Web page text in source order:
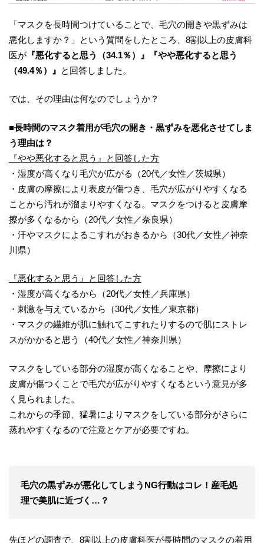
「マスクを長時間つけていることで、毛穴の開きや黒ずみは
悪化しますか？」という質問をしたところ、8割以上の皮膚科
医が 『悪化すると思う （34.1％）』『やや悪化すると思う
（49.4％）』 と回答しました。
では、その理由は何なのでしょうか？
■長時間のマスク着用が毛穴の開き・黒ずみを悪化させてしま
う理由は？
『やや悪化すると思う』と回答した方
・湿度が高くなり毛穴が広がる（20代／女性／茨城県）
・皮膚の摩擦により表皮が傷つき、毛穴が広がりやすくなる
ことから汚れが溜まりやすくなる。マスクをつけると皮膚摩
擦が多くなるから（20代／女性／奈良県）
・汗やマスクによるこすれがおきるから（30代／女性／神奈
川県）
『悪化すると思う』と回答した方
・湿度が高くなるから（20代／女性／兵庫県）
・刺激を与えているから（30代／女性／東京都）
・マスクの繊維が肌に触れてこすれたりするので肌にストレ
スがかかると思う（40代／女性／神奈川県）
マスクをしている部分の湿度が高くなることや、摩擦により
皮膚が傷つくことで毛穴が広がりやすくなるという意見が多
く見られました。
これからの季節、猛暑によりマスクをしている部分がさらに
蒸れやすくなるので注意とケアが必要ですね。
毛穴の黒ずみが悪化してしまうNG行動はコレ！産毛処
理で美肌に近づく…？
先ほどの調査で、8割以上の皮膚科医が長時間のマスクの着用